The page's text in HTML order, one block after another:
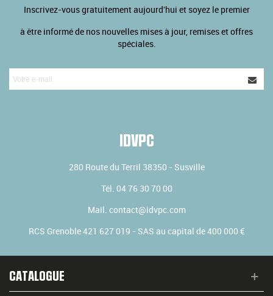
Inscrivez-vous gratuitement aujourd'hui et soyez le premier
à être informé de nos nouvelles mises à jour, remises et offres
spéciales.
IDVPC
280 Route du Terril 38350 - Susville
Tél. 04 76 30 70 00
Mail. contact@idvpc.com
RCS Grenoble 421 627 019 - SAS au capital de 400 000 €
CATALOGUE